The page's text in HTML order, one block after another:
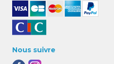
Nous suivre